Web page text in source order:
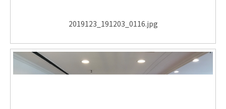
2019123_191203_0116.jpg